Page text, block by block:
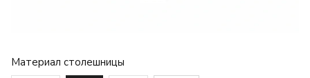
Материал столешницы